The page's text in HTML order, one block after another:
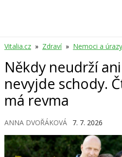
Vitalia.cz » Zdraví » Nemoci a úrazy
Někdy neudrží
nevyjde schody.
má revma
ANNA DVOŘÁKOVÁ 7. 7. 2026